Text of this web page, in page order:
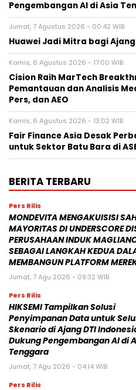
Pengembangan AI di Asia
Jumat, 7 Agustus 2026 - 00:42 WIB
Huawei Jadi Mitra bagi Ajang
Kamis, 6 Agustus 2026 - 17:00 WIB
Cision Raih MarTech
Pemantauan dan Analisis
Pers, dan AEO
Kamis, 6 Agustus 2026 - 13:02 WIB
Fair Finance Asia Desak
untuk Sektor Batu Bara di
BERITA TERBARU
Pers Rilis
MONDEVITA MENGAKUISISI
MAYORITAS DI UNDERSCORE
PERUSAHAAN INDUK
SEBAGAI LANGKAH KEDUA
MEMBANGUN PLATFORM
Jumat, 7 Agu 2026 - 09:32 WIB
Pers Rilis
HIKSEMI Tampilkan Solusi
Penyimpanan Data untuk
Skenario di Ajang DTI
Dukung Pengembangan AI di
Tenggara
Jumat, 7 Agu 2026 - 04:14 WIB
Pers Rilis